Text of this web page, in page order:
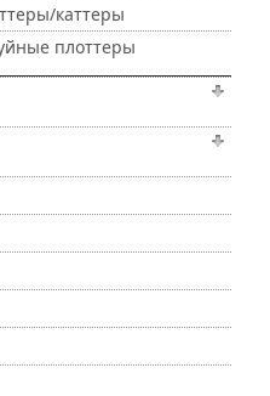
каттеры
плоттеры